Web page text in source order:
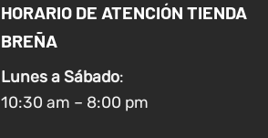
HORARIO DE ATENCIÓN TIENDA
BREÑA
Lunes a Sábado:
10:30 am – 8:00 pm